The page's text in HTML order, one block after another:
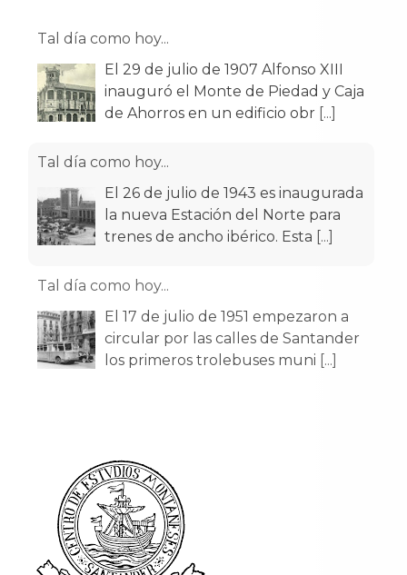
Tal día como hoy...
El 29 de julio de 1907 Alfonso XIII
inauguró el Monte de Piedad y Caja
de Ahorros en un edificio obr [...]
Tal día como hoy...
El 26 de julio de 1943 es inaugurada
la nueva Estación del Norte para
trenes de ancho ibérico. Esta [...]
Tal día como hoy...
El 17 de julio de 1951 empezaron a
circular por las calles de Santander
los primeros trolebuses muni [...]